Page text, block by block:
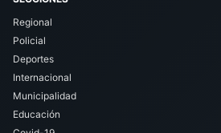
Regional
Policial
Deportes
Internacional
Municipalidad
Educación